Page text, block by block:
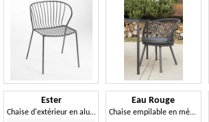
Ester
Chaise d'extérieur en aluminium avec tressage de corde
Eau Rouge
Chaise empilable en métal et corde nautique